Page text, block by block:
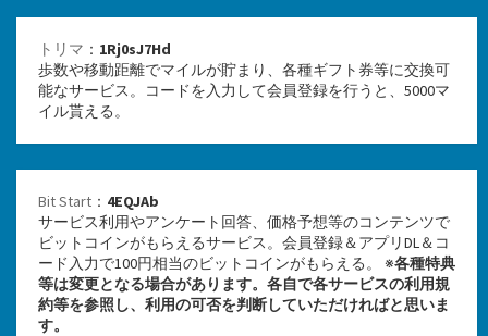
トリマ ： 1Rj0sJ7Hd
歩数や移動距離でマイルが貯まり、各種ギフト券等に交換可
能なサービス。コードを入力して会員登録を行うと、5000マ
イル貰える。
Bit Start ： 4EQJAb
サービス利用やアンケート回答、価格予想等のコンテンツで
ビットコインがもらえるサービス。会員登録＆アプリDL＆コ
ード入力で100円相当のビットコインがもらえる。 ※各種特典
等は変更となる場合があります。各自で各サービスの利用規
約等を参照し、利用の可否を判断していただければと思いま
す。